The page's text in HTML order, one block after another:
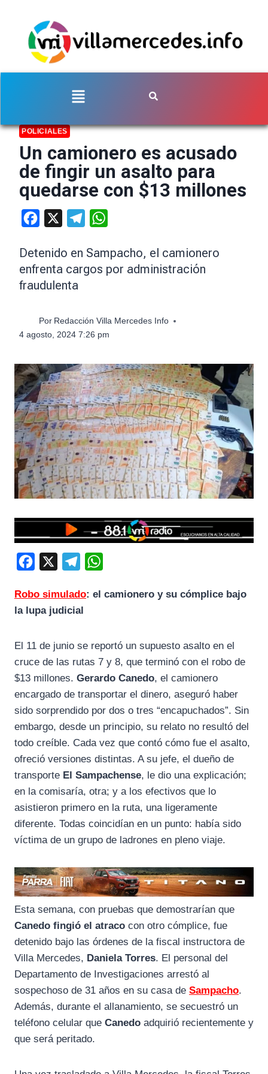
POLICIALES
Un camionero es acusado
de fingir un asalto para
quedarse con $13 millones
Facebook Telegram
Detenido en Sampacho, el camionero
enfrenta cargos por administración
fraudulenta
Por Redacción Villa Mercedes Info
4 agosto, 2024 7:26 pm
c
e
o
l
e
r
a
A
p
Robo simulado: el camionero y su cómplice bajo
la lupa judicial
El 11 de junio se reportó un supuesto asalto en el
cruce de las rutas 7 y 8, que terminó con el robo de
$13 millones. Gerardo Canedo, el camionero
encargado de transportar el dinero, aseguró haber
sido sorprendido por dos o tres “encapuchados”. Sin
embargo, desde un principio, su relato no resultó del
todo creíble. Cada vez que contó cómo fue el asalto,
ofreció versiones distintas. A su jefe, el dueño de
transporte El Sampachense, le dio una explicación;
en la comisaría, otra; y a los efectivos que lo
asistieron primero en la ruta, una ligeramente
diferente. Todas coincidían en un punto: había sido
víctima de un grupo de ladrones en pleno viaje.
Esta semana, con pruebas que demostrarían que
Canedo fingió el atraco con otro cómplice, fue
detenido bajo las órdenes de la fiscal instructora de
Villa Mercedes, Daniela Torres. El personal del
Departamento de Investigaciones arrestó al
sospechoso de 31 años en su casa de Sampacho.
Además, durante el allanamiento, se secuestró un
teléfono celular que Canedo adquirió recientemente y
que será peritado.